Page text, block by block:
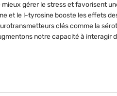
gérer le stress et favorisent
et le l-tyrosine booste les effets
clés comme la
notre capacité à interagir